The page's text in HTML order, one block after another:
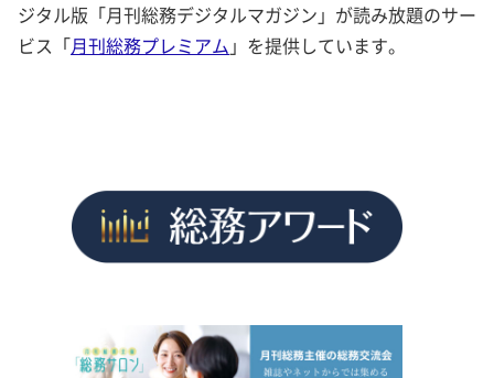
ジタル版「月刊総務デジタルマガジン」が読み放題のサー
ビス「月刊総務プレミアム 」を提供しています。